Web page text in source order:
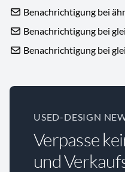
Benachrichtigung bei
Benachrichtigung bei
Benachrichtigung bei
USED-DESIGN
Verpasse
und